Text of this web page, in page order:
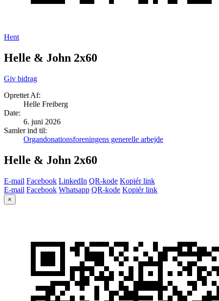
Hent
Helle & John 2x60
Giv bidrag
Oprettet Af:
Helle Freiberg
Date:
6. juni 2026
Samler ind til:
Organdonationsforeningens generelle arbejde
Helle & John 2x60
E-mail Facebook LinkedIn QR-kode Kopiér link
E-mail Facebook Whatsapp QR-kode Kopiér link
×